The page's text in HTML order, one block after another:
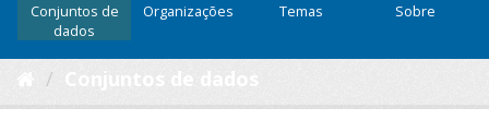
Conjuntos de
dados
Organizações Temas Sobre